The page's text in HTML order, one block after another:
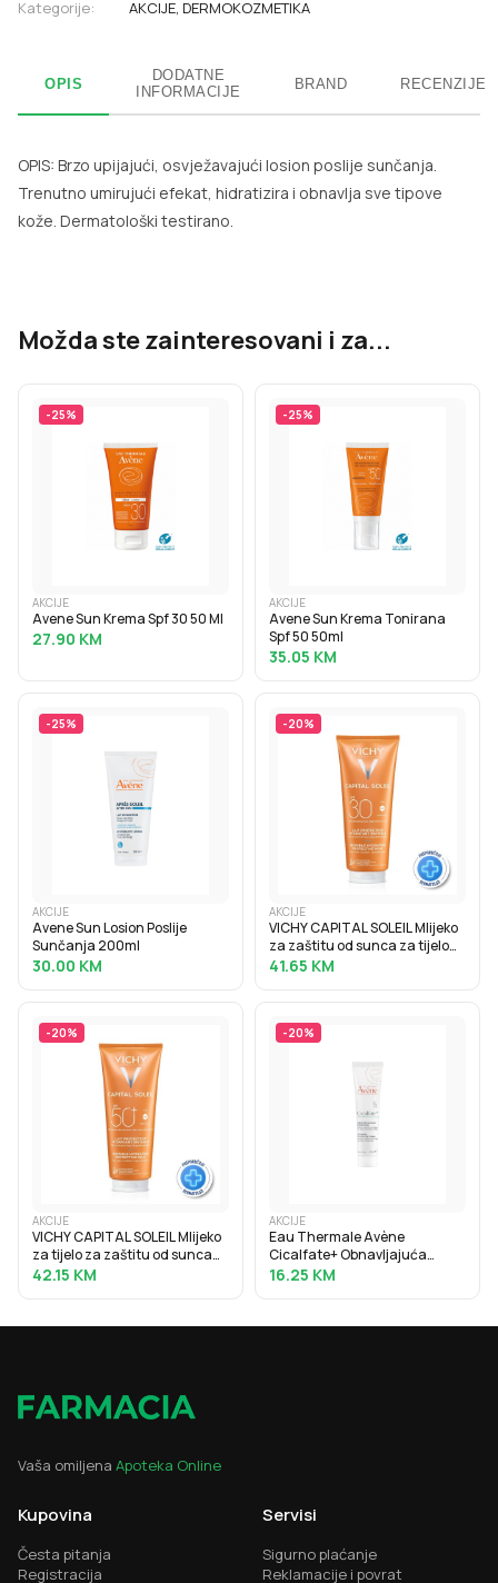
Kategorije:
AKCIJE, DERMOKOZMETIKA
OPIS
DODATNE
INFORMACIJE
BRAND RECENZIJE
OPIS: Brzo upijajući, osvježavajući losion poslije sunčanja.
Trenutno umirujući efekat, hidratizira i obnavlja sve tipove
kože. Dermatološki testirano.
Možda ste zainteresovani i za...
-25%
AKCIJE
Avene Sun Krema Spf 30 50 Ml
27.90 KM
-25%
AKCIJE
Avene Sun Krema Tonirana
Spf 50 50ml
35.05 KM
-25%
AKCIJE
Avene Sun Losion Poslije
Sunčanja 200ml
30.00 KM
-20%
AKCIJE
VICHY CAPITAL SOLEIL Mlijeko
za zaštitu od sunca za tijelo
SPF30, obiteljsko pakiranje,
41.65 KM
-20%
AKCIJE
VICHY CAPITAL SOLEIL Mlijeko
za tijelo za zaštitu od sunca
SPF50+, obiteljsko pakiranje,
42.15 KM
-20%
AKCIJE
Eau Thermale Avène
Cicalfate+ Obnavljajuća
zaštitna krema 40ml
16.25 KM
Vaša omiljena Apoteka Online
Kupovina
Česta pitanja
Registracija
Servisi
Sigurno plaćanje
Reklamacije i povrat